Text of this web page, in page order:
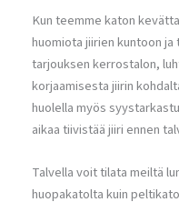
Kun teemme katon
huomiota jiirien kuntoon
tarjouksen kerrostalon,
korjaamisesta jiirin
huolella myös
aikaa tiivistää jiiri ennen
Talvella voit tilata meiltä
huopakatolta kuin